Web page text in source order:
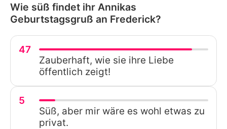
Wie süß findet ihr Annikas
Geburtstagsgruß an Frederick?
47
Zauberhaft, wie sie ihre Liebe
öffentlich zeigt!
5
Süß, aber mir wäre es wohl etwas zu
privat.